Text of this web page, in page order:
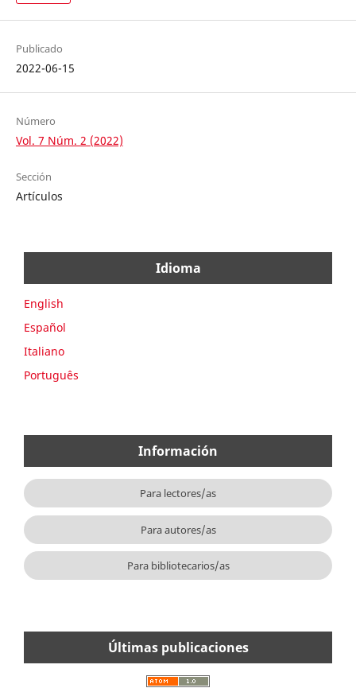
Publicado
2022-06-15
Número
Vol. 7 Núm. 2 (2022)
Sección
Artículos
Idioma
English
Español
Italiano
Português
Información
Para lectores/as
Para autores/as
Para bibliotecarios/as
Últimas publicaciones